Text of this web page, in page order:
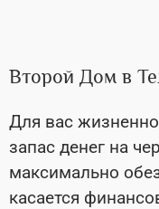
Второй Дом в
Для вас
запас денег на
максимально
касается